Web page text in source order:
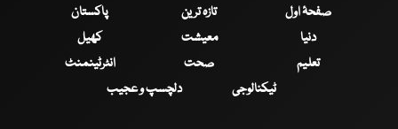
صفحۂ اول تازہ ترین
پاکستان
دنیا
معیشت
کھیل
تعلیم
صحت
انٹرٹینمنٹ
ٹیکنالوجی
دلچسپ و عجیب